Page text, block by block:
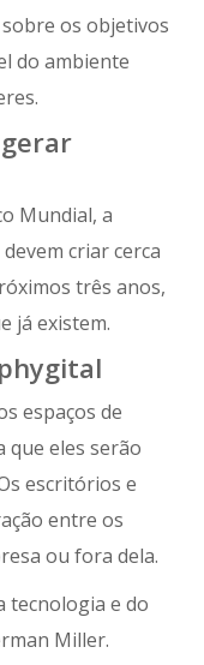
os objetivos
do ambiente
Mundial, a
criar cerca
três anos,
já existem.
espaços de
eles serão
escritórios e
entre os
ou fora dela.
tecnologia e do
Miller.